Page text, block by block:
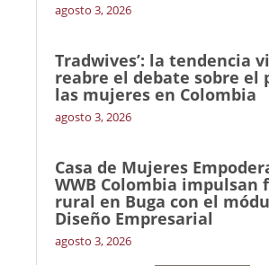
agosto 3, 2026
Tradwives’: la tendencia
reabre el debate sobre el
las mujeres en Colombia
agosto 3, 2026
Casa de Mujeres
WWB Colombia impulsan
rural en Buga con el
Diseño Empresarial
agosto 3, 2026